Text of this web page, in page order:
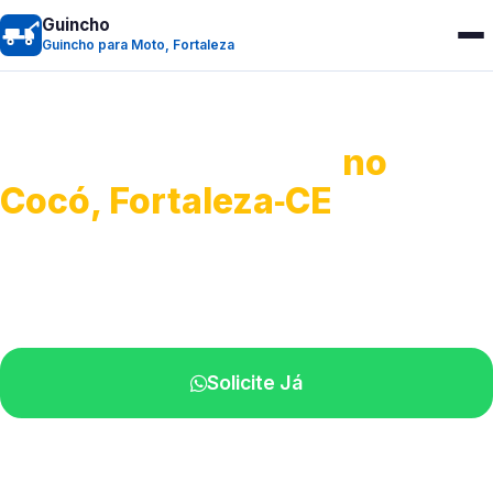
Guincho
Guincho para Moto, Fortaleza
no
Cocó, Fortaleza‑CE
Solicite Já